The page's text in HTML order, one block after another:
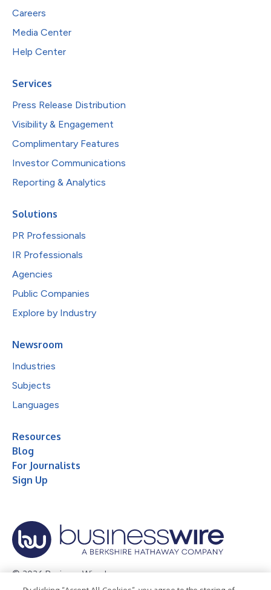
Careers
Media Center
Help Center
Services
Press Release Distribution
Visibility & Engagement
Complimentary Features
Investor Communications
Reporting & Analytics
Solutions
PR Professionals
IR Professionals
Agencies
Public Companies
Explore by Industry
Newsroom
Industries
Subjects
Languages
Resources
Blog
For Journalists
Sign Up
© 2026 Business Wire, Inc.